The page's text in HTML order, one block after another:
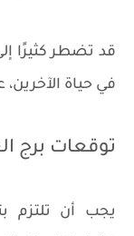
قد تضطر كثيرًا
في حياة
توقعات برج
يجب أن تلتزم